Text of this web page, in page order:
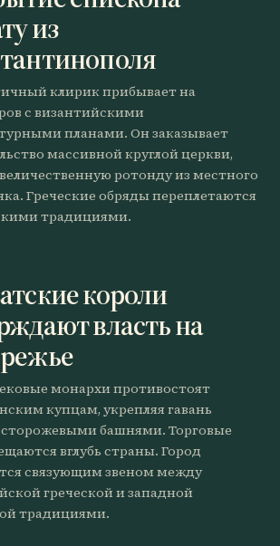
из
клирик прибывает на
с византийскими
планами. Он заказывает
массивной круглой церкви,
ротонду из местного
Греческие обряды переплетаются
традициями.
короли
власть на
монархи противостоят
купцам, укрепляя гавань
башнями. Торговые
вглубь страны. Город
связующим звеном между
греческой и западной
традициями.